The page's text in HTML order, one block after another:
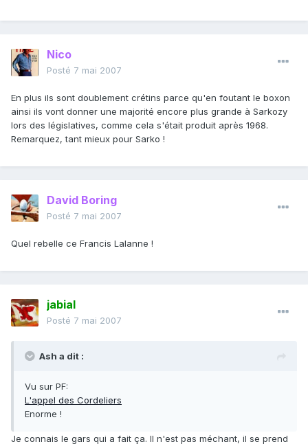
Nico
Posté 7 mai 2007
En plus ils sont doublement crétins parce qu'en foutant le boxon
ainsi ils vont donner une majorité encore plus grande à Sarkozy
lors des législatives, comme cela s'était produit après 1968.
Remarquez, tant mieux pour Sarko !
David Boring
Posté 7 mai 2007
Quel rebelle ce Francis Lalanne !
jabial
Posté 7 mai 2007
Ash a dit :
Vu sur PF:
L'appel des Cordeliers
Enorme !
Je connais le gars qui a fait ça. Il n'est pas méchant, il se prend